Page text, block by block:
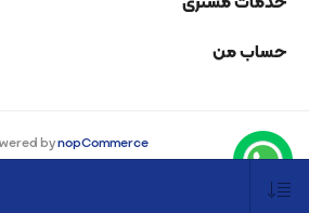
حساب من
bynopCommerce
byNop-Templates.com